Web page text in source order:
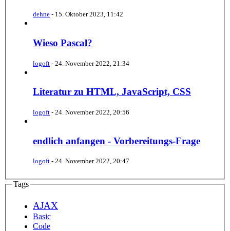
dehne - 15. Oktober 2023, 11:42
Wieso Pascal?
logoft - 24. November 2022, 21:34
Literatur zu HTML, JavaScript, CSS
logoft - 24. November 2022, 20:56
endlich anfangen - Vorbereitungs-Frage
logoft - 24. November 2022, 20:47
Tags
AJAX
Basic
Code